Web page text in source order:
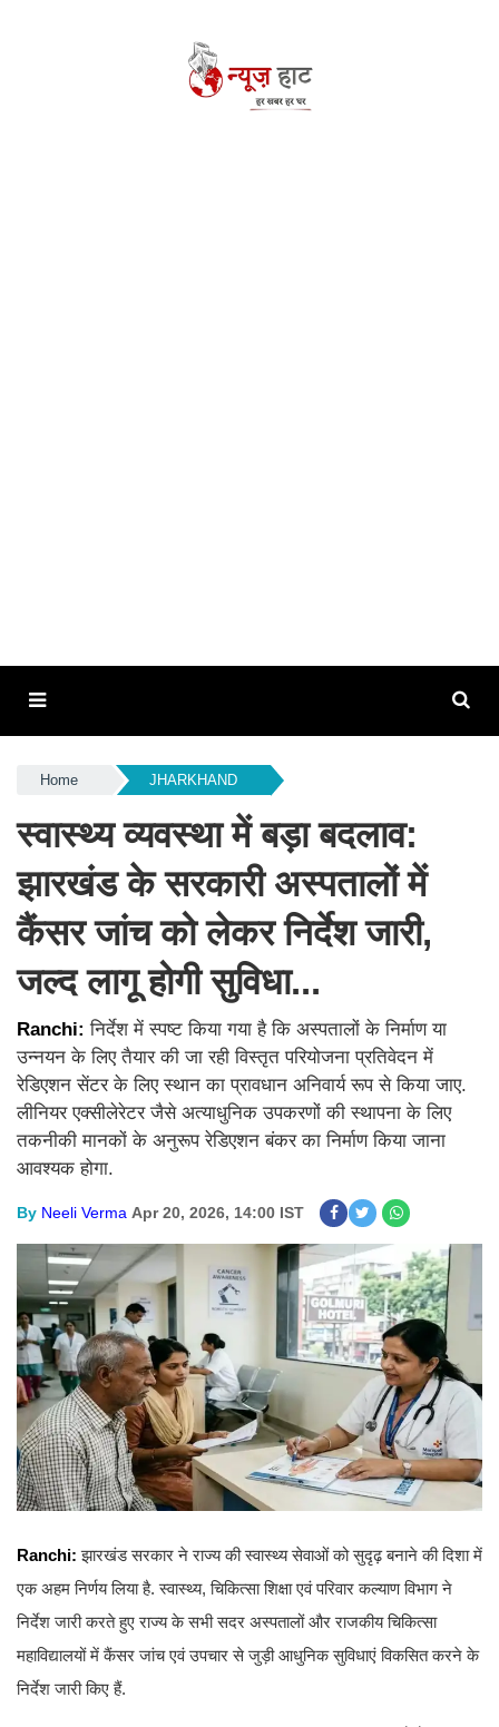
Home JHARKHAND
स्वास्थ्य व्यवस्था में बड़ा बदलाव:
झारखंड के सरकारी अस्पतालों में
कैंसर जांच को लेकर निर्देश जारी,
जल्द लागू होगी सुविधा...
Ranchi:निर्देश में स्पष्ट किया गया है कि अस्पतालों के निर्माण या
उन्नयन के लिए तैयार की जा रही विस्तृत परियोजना प्रतिवेदन में
रेडिएशन सेंटर के लिए स्थान का प्रावधान अनिवार्य रूप से किया जाए.
लीनियर एक्सीलेरेटर जैसे अत्याधुनिक उपकरणों की स्थापना के लिए
तकनीकी मानकों के अनुरूप रेडिएशन बंकर का निर्माण किया जाना
आवश्यक होगा.
By Neeli Verma Apr 20, 2026, 14:00 IST
Ranchi: झारखंड सरकार ने राज्य की स्वास्थ्य सेवाओं को सुदृढ़ बनाने की दिशा में
एक अहम निर्णय लिया है. स्वास्थ्य, चिकित्सा शिक्षा एवं परिवार कल्याण विभाग ने
निर्देश जारी करते हुए राज्य के सभी सदर अस्पतालों और राजकीय चिकित्सा
महाविद्यालयों में कैंसर जांच एवं उपचार से जुड़ी आधुनिक सुविधाएं विकसित करने के
निर्देश जारी किए हैं.